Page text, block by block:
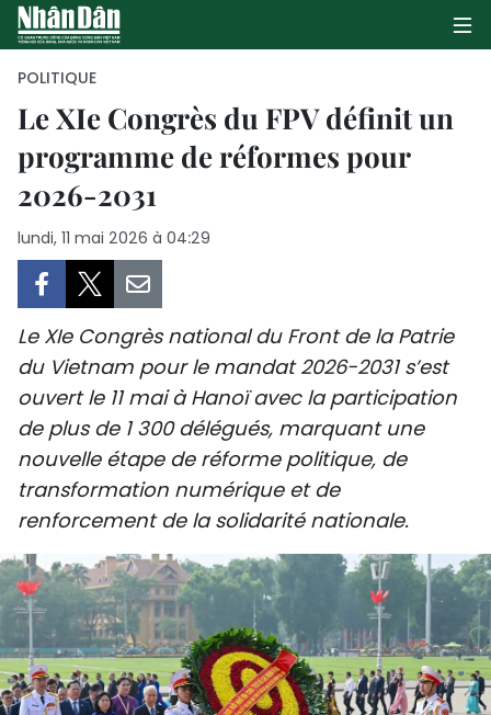
PAGE D'ACCUEIL
CULTURE
TOURISME
ENVIRONNEMENT
SPORT
FRANCOPHONIE
PAYS NATAL
INTERNATIONAL
POLITIQUE
Le XIe Congrès du FPV définit un
programme de réformes pour
2026-2031
lundi, 11 mai 2026 à 04:29
Le XIe Congrès national du Front de la Patrie
du Vietnam pour le mandat 2026-2031 s’est
ouvert le 11 mai à Hanoï avec la participation
de plus de 1 300 délégués, marquant une
nouvelle étape de réforme politique, de
transformation numérique et de
renforcement de la solidarité nationale.